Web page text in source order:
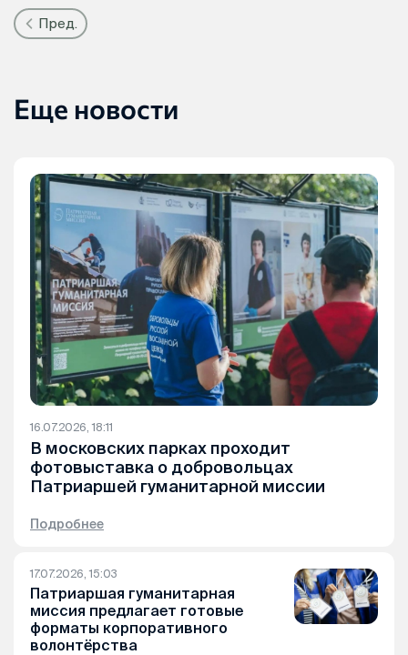
Пред.
Еще новости
16.07.2026, 18:11
В московских парках проходит
фотовыставка о добровольцах
Патриаршей гуманитарной миссии
Подробнее
17.07.2026, 15:03
Патриаршая гуманитарная
миссия предлагает готовые
форматы корпоративного
волонтёрства